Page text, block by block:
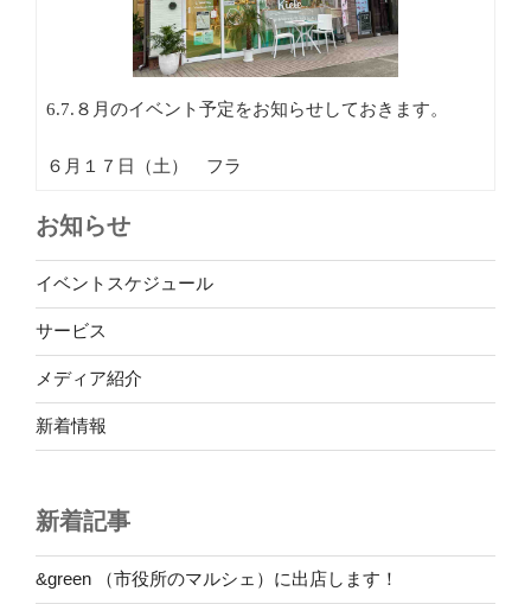
6.7.８月のイベント予定をお知らせしておきます。
６月１７日（土） フラ
11時から40分くらい
６月１８日（日） カフェ
ルボンダさんライヴ
12時から
７月２日（日） フラ
No Hula No Life
11時25分、11時55分の二回
&greenマーケット
お知らせ
イベントスケジュール
サービス
メディア紹介
新着情報
新着記事
&green （市役所のマルシェ）に出店します！